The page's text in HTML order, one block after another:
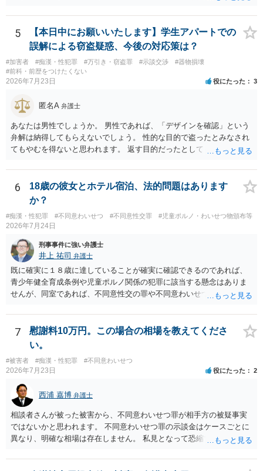
の方が動いた結果当たってしまったにすぎないことを述べれば大丈夫
です。 相手の方は，オーバーに表現すると，自然と嘘となるので，自
分に不利益がかかってくると認識します。 これがブレーキとなり，表
現されることはないと思っていただいて大丈夫です。 なお，痴漢の場
合，問題となるのは基本的に現場で被害申告（被害の目撃）があった
場合がほとんどです。 そうでないと，犯人の特定につながりません。
があれば，かえって相談者が動いていないことがはっきり確認される
と思います。 ですから，この件については，相談者に捜査が及ぶこと
はないだろうと思っていただいて大丈夫です。 安心して下さいね。
5
【本日中にお願いいたします】学生アパートでの
誤解による窃盗疑惑、今後の対応策は？
#加害者 #痴漢・性犯罪 #万引き・窃盗罪 #示談交渉
#器物損壊
#前科・前歴をつけたくない
2026年7月23日 役にたった 3
匿名A 弁護士
あなたは男性でしょうか。 男性であれば、「デザインを確認」という
弁解は納得してもらえないでしょう。 性的な目的で盗ったとみなされ
てもやむを得ないと思われます。 返す目的だったとしても、性的な目
法領得の意思は発現しており、窃盗の既遂罪は成立し得まると思われ
ます。 元の場所に戻したのは、前述の目的を遂行する関係上、ばれな
いように戻したと評価されることになるのではないかと思います。 防
犯カメラに写っているのがあなたなのかは不明ですが、極めて深刻な
事態になっているのは確かです。お早目にご両親などとも相談して、
弁護士を依頼の上、示談の方向で動かれるのがよろしいかと思いま
す。
6
18歳の彼女とホテル宿泊、法的問題はあります
か？
#痴漢・性犯罪 #不同意わいせつ #不同意性交罪 #児童ポルノ・わいせつ物頒布等
2026年7月24日
刑事事件に強い弁護士
井上 祐司 弁護士
既に確実に１８歳に達していることが確実に確認できるのであれば、
青少年健全育成条例や児童ポルノ関係の犯罪に該当する懸念はありま
せんが、同室であれば、不同意性交の罪や不同意わいせつの罪の問題
えます。 すでに成人している以上、ホテル側が訝しく思って連絡をす
る可能性というのはほとんどないと考えます。
7
慰謝料10万円。この場合の相場を教えてくださ
い。
#被害者 #痴漢・性犯罪 #不同意わいせつ
2026年7月23日 役にたった 2
西浦 嘉博 弁護士
相談者さんが被った被害から、不同意わいせつ罪が相手方の被疑事実
ではないかと思われます。 不同意わいせつ罪の示談金はケースごとに
異なり、明確な相場は存在しません。 私見となって恐縮ですが、一般
方、相手方に資力がなければ、相場通りの請求は困難であることに留